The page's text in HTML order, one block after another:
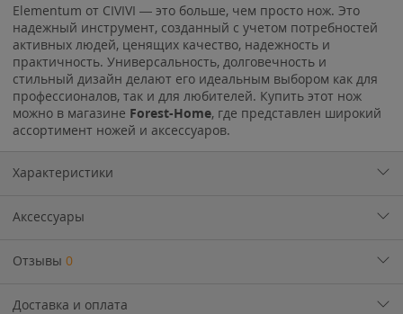
Elementum от CIVIVI — это больше, чем просто нож. Это
надежный инструмент, созданный с учетом потребностей
активных людей, ценящих качество, надежность и
практичность. Универсальность, долговечность и
стильный дизайн делают его идеальным выбором как для
профессионалов, так и для любителей. Купить этот нож
можно в магазине Forest-Home, где представлен широкий
ассортимент ножей и аксессуаров.
Характеристики
Аксессуары
Отзывы 0
Доставка и оплата